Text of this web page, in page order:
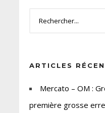
ARTICLES
Mercato – OM :
première grosse